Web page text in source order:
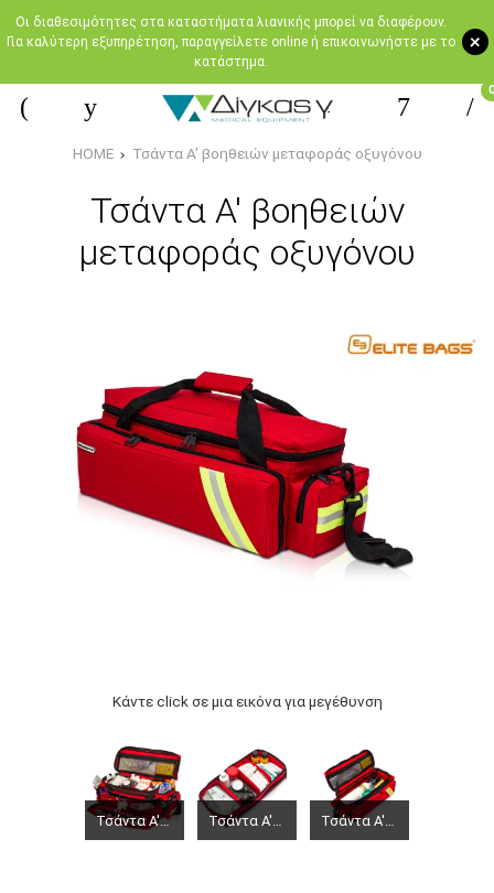
+
Oι διαθεσιμότητες στα καταστήματα λιανικής μπορεί να διαφέρουν.
Για καλύτερη εξυπηρέτηση, παραγγείλετε online ή επικοινωνήστε με το
κατάστημα.
0
HOME Τσάντα Α' βοηθειών μεταφοράς οξυγόνου
Τσάντα Α' βοηθειών
μεταφοράς οξυγόνου
Κάντε click σε μια εικόνα για μεγέθυνση
Τσάντα Α' Βοηθειών μεταφοράς οξυγόνου EM13.005 κόκκινη